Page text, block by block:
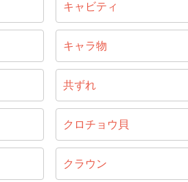
キャビティ
キャラ物
共ずれ
クロチョウ貝
クラウン